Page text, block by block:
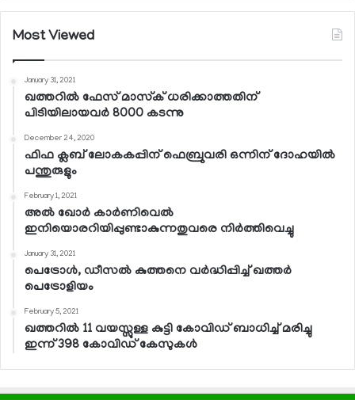
Most Viewed
January 31, 2021
ഖത്തറില്‍ ഫേസ് മാസ്‌ക് ധരിക്കാത്തതിന്
പിടിയിലായവര്‍ 8000 കടന്നു
December 24, 2020
ഫിഫ ക്ലബ് ലോകകപ്പിന് ഫെബ്രുവരി ഒന്നിന് ദോഹയില്‍
പന്തുരുളും
February 1, 2021
അല്‍ ഖോര്‍ കാര്‍ണിവെല്‍
ഇനിയൊരറിയിപ്പുണ്ടാകുന്നതുവരെ നിര്‍ത്തിവെച്ചു
January 31, 2021
പെട്രോള്‍, ഡീസല്‍ കുത്തനെ വര്‍ദ്ധിപ്പിച്ച് ഖത്തര്‍
പെട്രോളിയം
February 5, 2021
ഖത്തറില്‍ 11 വയസ്സുള്ള കുട്ടി കോവിഡ് ബാധിച്ച് മരിച്ചു
ഇന്ന് 398 കോവിഡ് കേസുകള്‍